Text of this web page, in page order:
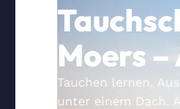
Moers
Tauchen lernen,
unter einem Dach.